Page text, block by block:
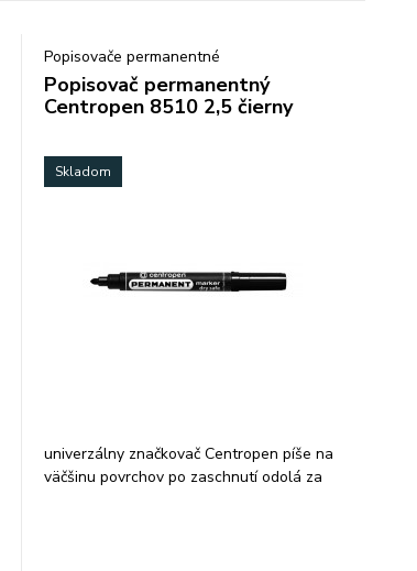
Popisovače permanentné
Popisovač permanentný
Centropen 8510 2,5 čierny
Skladom
univerzálny značkovač Centropen píše na
väčšinu povrchov po zaschnutí odolá za